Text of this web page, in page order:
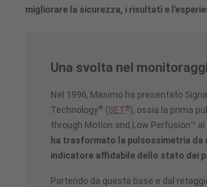
migliorare la sicurezza, i risultati e
Una svolta nel
Nel 1996, Masimo ha presentato
Technology® (SET®), ossia la prima
through Motion and Low Perfusion™
ha trasformato la pulsossimetria da
indicatore affidabile dello stato dei
Partendo da questa base e dal